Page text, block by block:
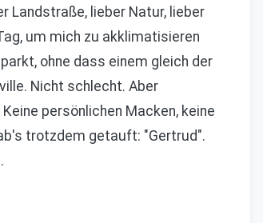
Landstraße, lieber Natur, lieber
um mich zu akklimatisieren
ohne dass einem gleich der
Nicht schlecht. Aber
persönlichen Macken, keine
trotzdem getauft: "Gertrud".